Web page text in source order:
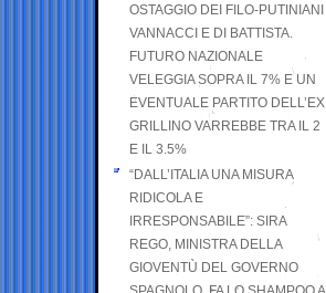
OSTAGGIO DEI FILO-PUTINIANI
VANNACCI E DI BATTISTA.
FUTURO NAZIONALE
VELEGGIA SOPRA IL 7% E UN
EVENTUALE PARTITO DELL’EX
GRILLINO VARREBBE TRA IL 2
E IL 3.5%
“DALL’ITALIA UNA MISURA
RIDICOLA E
IRRESPONSABILE”: SIRA
REGO, MINISTRA DELLA
GIOVENTÙ DEL GOVERNO